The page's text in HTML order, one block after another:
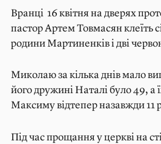
Вранці 16 квітня на дверях
пастор Артем Товмасян клеїть
родини Мартиненків і дві
Миколаю за кілька днів мало
його дружині Наталі було 49, а
Максиму відтепер назавжди 11
Під час прощання у церкві на